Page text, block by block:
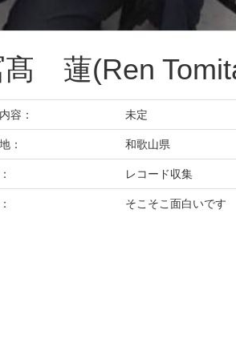
髙 蓮(Ren
容： 未定
： 和歌山県
レコード収集
そこそこ面白いです